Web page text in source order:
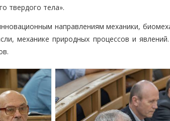
твердого тела».
направлениям механики,
механике природных процессов и